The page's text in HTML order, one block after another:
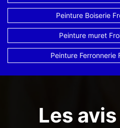
Peinture Boiserie
Peinture muret
Peinture
Les